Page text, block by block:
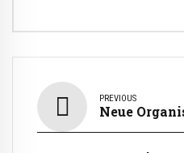
PREVIOUS
Neue